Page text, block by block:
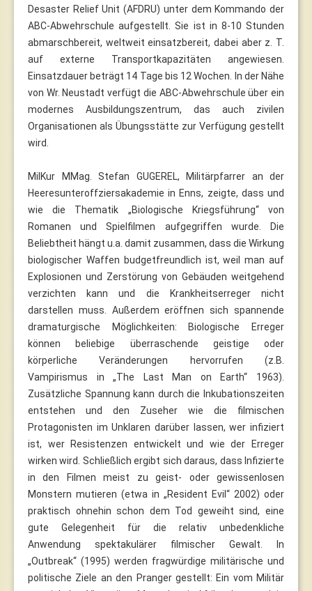
Desaster Relief Unit (AFDRU) unter dem Kommando der
ABC-Abwehrschule aufgestellt. Sie ist in 8-10 Stunden
abmarschbereit, weltweit einsatzbereit, dabei aber z. T.
auf externe Transportkapazitäten angewiesen.
Einsatzdauer beträgt 14 Tage bis 12 Wochen. In der Nähe
von Wr. Neustadt verfügt die ABC-Abwehrschule über ein
modernes Ausbildungszentrum, das auch zivilen
Organisationen als Übungsstätte zur Verfügung gestellt
wird.
MilKur MMag. Stefan GUGEREL, Militärpfarrer an der
Heeresunteroffziersakademie in Enns, zeigte, dass und
wie die Thematik „Biologische Kriegsführung“ von
Romanen und Spielfilmen aufgegriffen wurde. Die
Beliebtheit hängt u.a. damit zusammen, dass die Wirkung
biologischer Waffen budgetfreundlich ist, weil man auf
Explosionen und Zerstörung von Gebäuden weitgehend
verzichten kann und die Krankheitserreger nicht
darstellen muss. Außerdem eröffnen sich spannende
dramaturgische Möglichkeiten: Biologische Erreger
können beliebige überraschende geistige oder
körperliche Veränderungen hervorrufen (z.B.
Vampirismus in „The Last Man on Earth“ 1963).
Zusätzliche Spannung kann durch die Inkubationszeiten
entstehen und den Zuseher wie die filmischen
Protagonisten im Unklaren darüber lassen, wer infiziert
ist, wer Resistenzen entwickelt und wie der Erreger
wirken wird. Schließlich ergibt sich daraus, dass Infizierte
in den Filmen meist zu geist- oder gewissenlosen
Monstern mutieren (etwa in „Resident Evil“ 2002) oder
praktisch ohnehin schon dem Tod geweiht sind, eine
gute Gelegenheit für die relativ unbedenkliche
Anwendung spektakulärer filmischer Gewalt. In
„Outbreak“ (1995) werden fragwürdige militärische und
politische Ziele an den Pranger gestellt: Ein vom Militär